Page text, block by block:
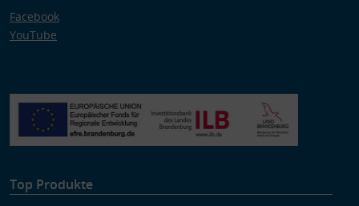
Facebook
YouTube
Top Produkte